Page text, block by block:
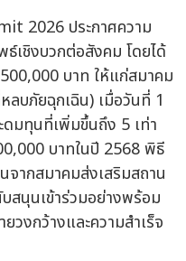
2026 ประกาศความ
เชิงบวกต่อสังคม โดยได้
บาท ให้แก่สมาคม
ลบภัยฉุกเฉิน) เมื่อวันที่ 1
ดมทุนที่เพิ่มขึ้นถึง 5 เท่า
บาทในปี 2568 พิธี
ากสมาคมส่งเสริมสถาน
นุนเข้าร่วมอย่างพร้อม
วงกว้างและความสำเร็จ